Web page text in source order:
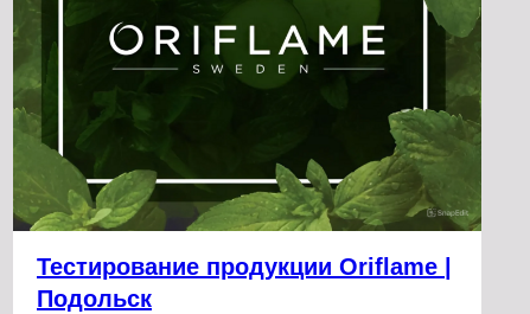
Тестирование продукции Oriflame |
Подольск